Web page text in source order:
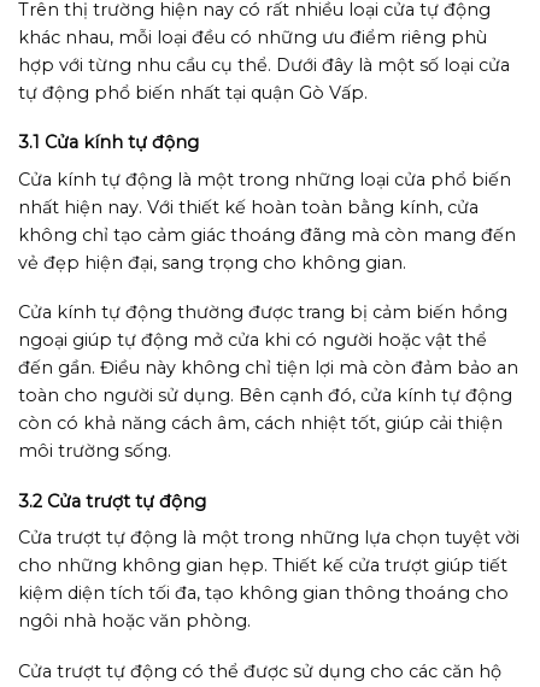
Trên thị trường hiện nay có rất nhiều loại cửa tự động
khác nhau, mỗi loại đều có những ưu điểm riêng phù
hợp với từng nhu cầu cụ thể. Dưới đây là một số loại cửa
tự động phổ biến nhất tại quận Gò Vấp.
3.1 Cửa kính tự động
Cửa kính tự động là một trong những loại cửa phổ biến
nhất hiện nay. Với thiết kế hoàn toàn bằng kính, cửa
không chỉ tạo cảm giác thoáng đãng mà còn mang đến
vẻ đẹp hiện đại, sang trọng cho không gian.
Cửa kính tự động thường được trang bị cảm biến hồng
ngoại giúp tự động mở cửa khi có người hoặc vật thể
đến gần. Điều này không chỉ tiện lợi mà còn đảm bảo an
toàn cho người sử dụng. Bên cạnh đó, cửa kính tự động
còn có khả năng cách âm, cách nhiệt tốt, giúp cải thiện
môi trường sống.
3.2 Cửa trượt tự động
Cửa trượt tự động là một trong những lựa chọn tuyệt vời
cho những không gian hẹp. Thiết kế cửa trượt giúp tiết
kiệm diện tích tối đa, tạo không gian thông thoáng cho
ngôi nhà hoặc văn phòng.
Cửa trượt tự động có thể được sử dụng cho các căn hộ